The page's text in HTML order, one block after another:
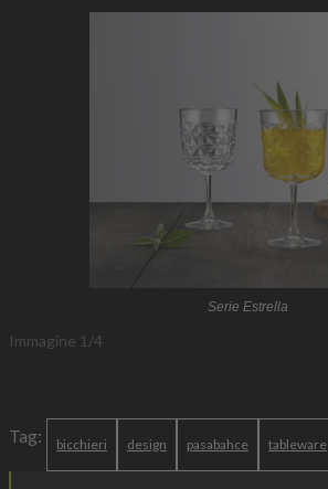
Serie Estrella
Immagine 1 /4
Tag: bicchieri design pasabahce tableware